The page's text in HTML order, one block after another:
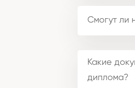
Смогут ли
Какие
диплома?